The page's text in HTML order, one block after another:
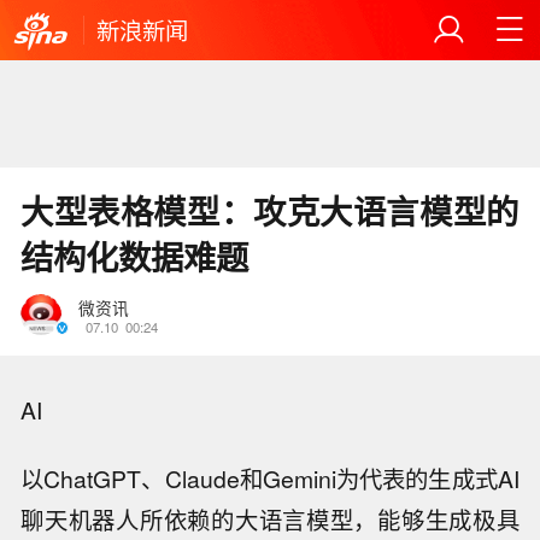
新浪新闻
大型表格模型：攻克大语言模型的
结构化数据难题
微资讯
07.10 00:24
AI
以ChatGPT、Claude和Gemini为代表的生成式AI
聊天机器人所依赖的大语言模型，能够生成极具